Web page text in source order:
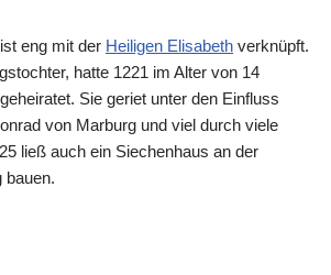
eng mit der Heiligen Elisabeth verknüpft.
hatte 1221 im Alter von 14
Sie geriet unter den Einfluss
von Marburg und viel durch viele
ließ auch ein Siechenhaus an der
bauen.